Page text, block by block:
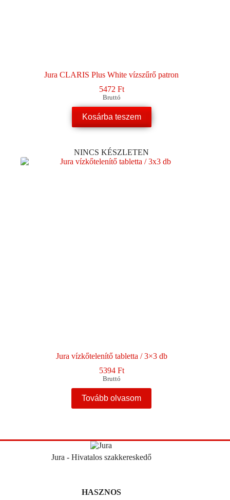
Jura CLARIS Plus White vízszűrő patron
5472 Ft
Bruttó
Kosárba teszem
NINCS KÉSZLETEN
Jura vízkőtelenítő tabletta / 3×3 db
5394 Ft
Bruttó
Tovább olvasom
Jura - Hivatalos szakkereskedő
HASZNOS